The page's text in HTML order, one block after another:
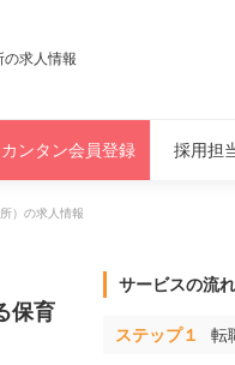
求人情報
カンタン会員登録 採用担
）の求人情報
保育
サービスの流れ
ステップ１ 転